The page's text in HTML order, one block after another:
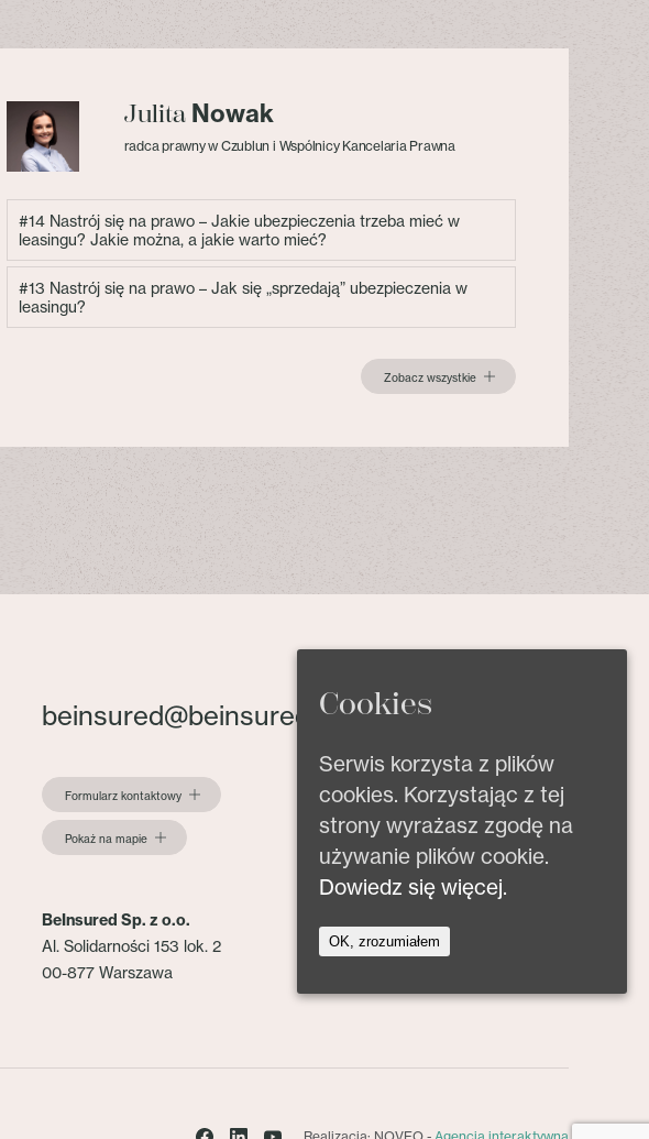
Julita Nowak
radca prawny w Czublun i Wspólnicy Kancelaria Prawna
#14 Nastrój się na prawo – Jakie ubezpieczenia trzeba mieć w
leasingu? Jakie można, a jakie warto mieć?
#13 Nastrój się na prawo – Jak się „sprzedają” ubezpieczenia w
leasingu?
Zobacz wszystkie
beinsured@beinsured.pl
Formularz kontaktowy
Pokaż na mapie
BeInsured Sp. z o.o.
Al. Solidarności 153 lok. 2
00-877 Warszawa
Cookies
Serwis korzysta z plików
cookies. Korzystając z tej
strony wyrażasz zgodę na
używanie plików cookie.
Dowiedz się więcej.
OK, zrozumiałem